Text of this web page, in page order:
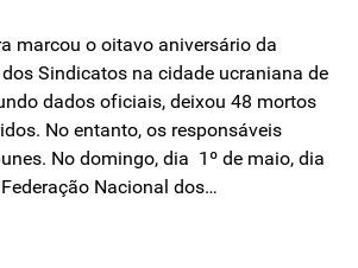
marcou o oitavo aniversário da
Sindicatos na cidade ucraniana de
dados oficiais, deixou 48 mortos
No entanto, os responsáveis
No domingo, dia 1º de maio, dia
Nacional dos…